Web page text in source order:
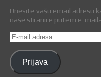
Unesite vašu email adresu
naše stranice putem e-
E-
mail
adresa
Prijava